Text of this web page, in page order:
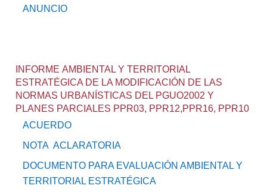
ANUNCIO
INFORME AMBIENTAL Y TERRITORIAL
ESTRATÉGICA DE LA MODIFICACIÓN DE LAS
NORMAS URBANÍSTICAS DEL PGUO2002 Y
PLANES PARCIALES PPR03, PPR12,PPR16, PPR10
ACUERDO
NOTA ACLARATORIA
DOCUMENTO PARA EVALUACIÓN AMBIENTAL Y
TERRITORIAL ESTRATÉGICA